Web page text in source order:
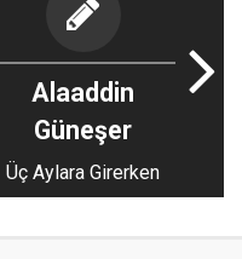
Alaaddin
Güneşer
Üç Aylara Girerken